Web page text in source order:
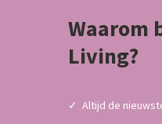
Waarom
Living?
✓ Altijd de